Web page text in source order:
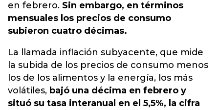
en febrero. Sin embargo, en términos
mensuales los precios de consumo
subieron cuatro décimas.
La llamada inflación subyacente, que mide
la subida de los precios de consumo menos
los de los alimentos y la energía, los más
volátiles, bajó una décima en febrero y
situó su tasa interanual en el 5,5%, la cifra